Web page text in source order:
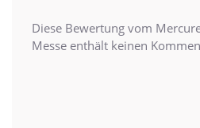
Diese Bewertung vom
Messe enthält keinen